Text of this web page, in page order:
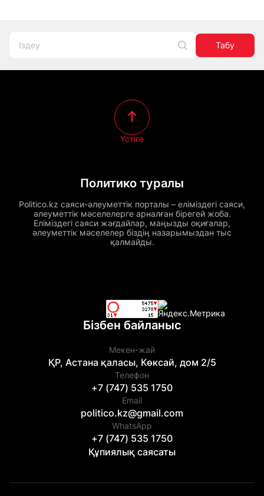
Табу
Политико туралы
Politico.kz саяси-әлеуметтік порталы – еліміздегі саяси,
әлеуметтік мәселелерге арналған бірегей жоба.
Еліміздегі саяси жағдайлар, маңызды оқиғалар,
әлеуметтік мәселелер біздің назарымыздан тыс
қалмайды.
Үстіге
Бізбен байланыс
Мекен-жай
ҚР, Астана қаласы, Көксай, дом 2/5
Телефон
+7 (747) 535 1750
Email
politico.kz@gmail.com
WhatsApp
+7 (747) 535 1750
Құпиялық саясаты